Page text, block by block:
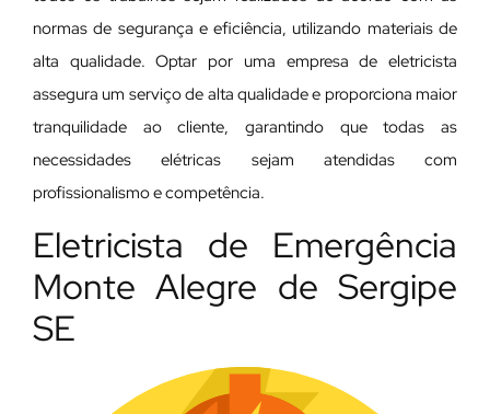
normas de segurança e eficiência, utilizando materiais de
alta qualidade. Optar por uma empresa de eletricista
assegura um serviço de alta qualidade e proporciona maior
tranquilidade ao cliente, garantindo que todas as
necessidades elétricas sejam atendidas com
profissionalismo e competência.
Eletricista de Emergência
Monte Alegre de Sergipe
SE